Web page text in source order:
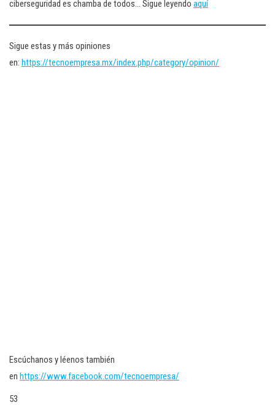
ciberseguridad es chamba de todos… Sigue leyendo aquí
Sigue estas y más opiniones
en: https://tecnoempresa.mx/index.php/category/opinion/
Escúchanos y léenos también
en https://www.facebook.com/tecnoempresa/
53